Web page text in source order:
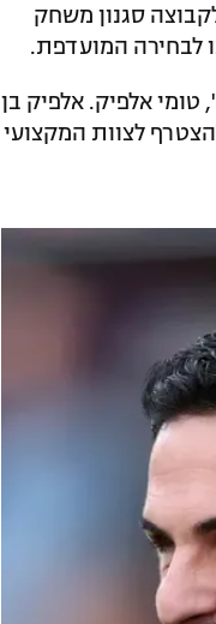
סגנון משחק
לבחירה המועדפת.
טומי אלפיק. אלפיק בן
לצוות המקצועי